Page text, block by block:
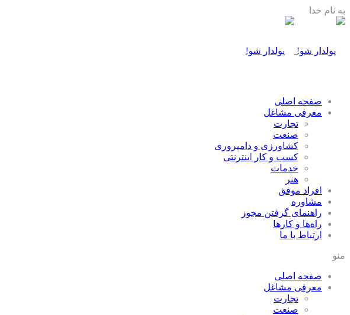
به نام خدا
صفحه اصلی
معرفی مشاغل
تجارت
صنعت
كشاورزی و دامپروری
كسب و كار اينترنتی
خدمات
هنر
افراد موفق
مشاوره
راهنمای گرفتن مجوز
راه‌ها و كارها
ارتباط با ما
منو
صفحه اصلی
معرفی مشاغل
تجارت
صنعت